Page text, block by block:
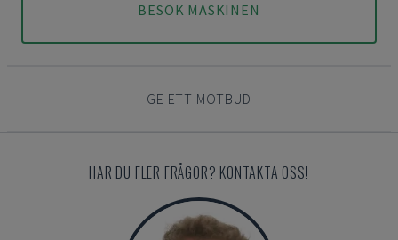
BESÖK MASKINEN
GE ETT MOTBUD
HAR DU FLER FRÅGOR? KONTAKTA OSS!